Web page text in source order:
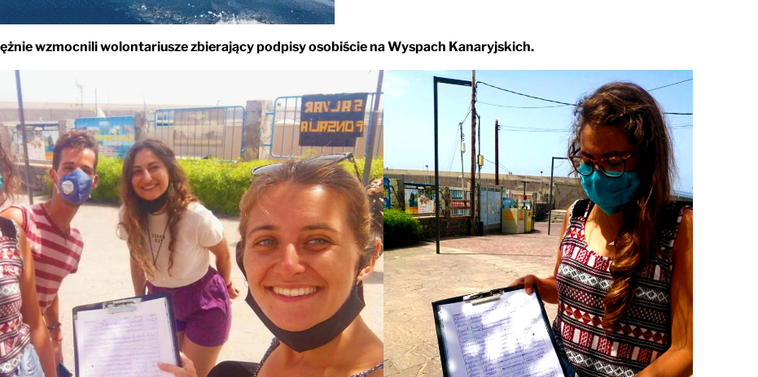
wzmocnili wolontariusze zbierający podpisy osobiście na Wyspach Kanaryjskich.